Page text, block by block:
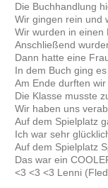
Die Buchhandlung
Wir gingen rein und
Wir wurden in einen
Anschließend
Dann hatte eine
In dem Buch ging
Am Ende durften
Die Klasse musste
Wir haben uns
Auf dem Spielplatz
Ich war sehr
Auf dem Spielplatz
Das war ein
<3 <3 <3 Lenni